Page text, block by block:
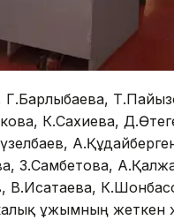
К.Сахиева,
З.Самбетова,
ұжымның жеткен